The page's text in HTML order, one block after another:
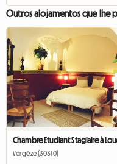
Outros alojamentos que lhe
Vergèze (30310)